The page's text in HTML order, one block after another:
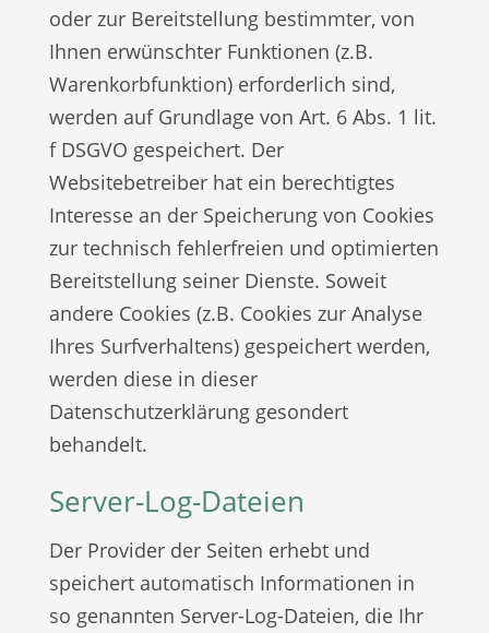
oder zur Bereitstellung bestimmter, von
Ihnen erwünschter Funktionen (z.B.
Warenkorbfunktion) erforderlich sind,
werden auf Grundlage von Art. 6 Abs. 1 lit.
f DSGVO gespeichert. Der
Websitebetreiber hat ein berechtigtes
Interesse an der Speicherung von Cookies
zur technisch fehlerfreien und optimierten
Bereitstellung seiner Dienste. Soweit
andere Cookies (z.B. Cookies zur Analyse
Ihres Surfverhaltens) gespeichert werden,
werden diese in dieser
Datenschutzerklärung gesondert
behandelt.
Server-Log-Dateien
Der Provider der Seiten erhebt und
speichert automatisch Informationen in
so genannten Server-Log-Dateien, die Ihr